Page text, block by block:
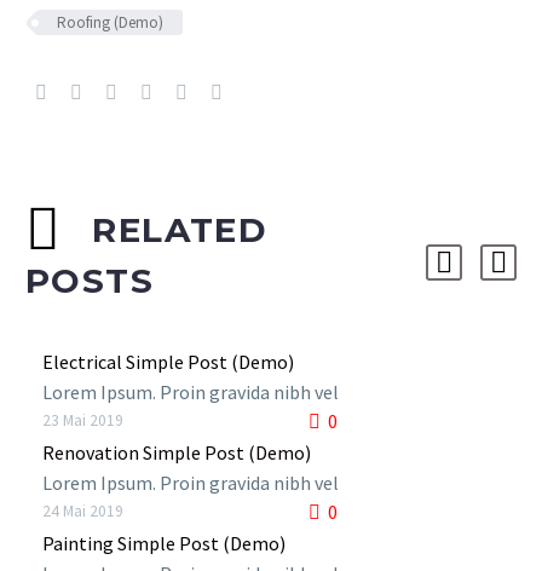
Roofing (Demo)
RELATED
POSTS
Electrical Simple Post (Demo)
Lorem Ipsum. Proin gravida nibh vel
velit auctor aliquet. Aenean
sollicitudin, lorem quis bibendum
auctor, nisi elit consequat ipsum,
nec sagittis sem nibh id elit. Duis
sed odio sit amet nibh vulputate
0
23 Mai 2019
Renovation Simple Post (Demo)
Lorem Ipsum. Proin gravida nibh vel
velit auctor aliquet. Aenean
sollicitudin, lorem quis bibendum
0
24 Mai 2019
Painting Simple Post (Demo)